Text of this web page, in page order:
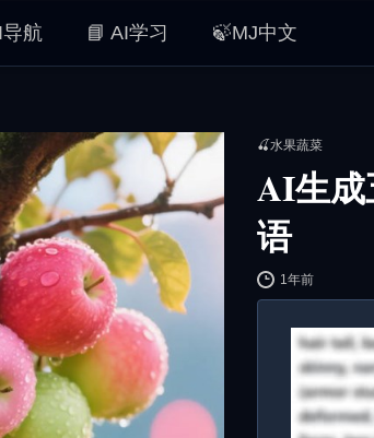
导航 📘 AI学习 🍃MJ中文
🍒水果蔬菜
AI生成
语
1年前